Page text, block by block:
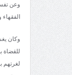
وعن
الفقهاء
وكان
للقضاة
لغرتهم